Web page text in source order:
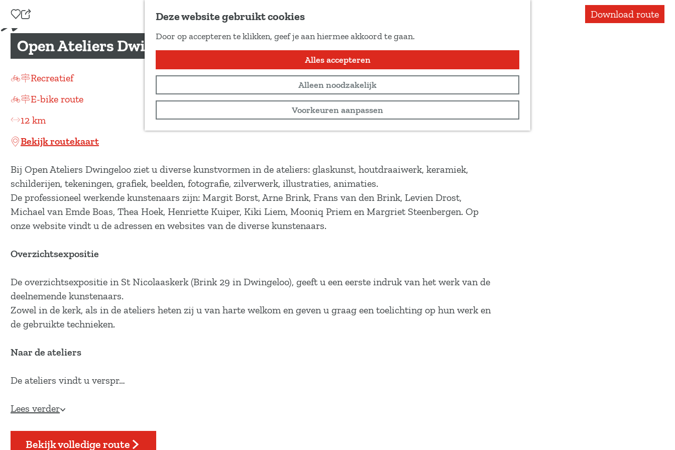
Deze website gebruikt cookies
Door op accepteren te klikken, geef je aan hiermee akkoord te gaan.
Alles accepteren
Alleen noodzakelijk
Voorkeuren aanpassen
Voeg toe als favoriet
e
e
d
e
e
p
g
i
n
a
Download route
Open Ateliers Dwingeloo
Recreatief
E-bike route
12 km
Bekijk routekaart
Bij Open Ateliers Dwingeloo ziet u diverse kunstvormen in de ateliers: glaskunst, houtdraaiwerk, keramiek,
schilderijen, tekeningen, grafiek, beelden, fotografie, zilverwerk, illustraties, animaties.
De professioneel werkende kunstenaars zijn: Margit Borst, Arne Brink, Frans van den Brink, Levien Drost,
Michael van Emde Boas, Thea Hoek, Henriette Kuiper, Kiki Liem, Mooniq Priem en Margriet Steenbergen. Op
onze website vindt u de adressen en websites van de diverse kunstenaars.
Overzichtsexpositie
De overzichtsexpositie in St Nicolaaskerk (Brink 29 in Dwingeloo), geeft u een eerste indruk van het werk van de
deelnemende kunstenaars.
Zowel in de kerk, als in de ateliers heten zij u van harte welkom en geven u graag een toelichting op hun werk en
de gebruikte technieken.
Naar de ateliers
De ateliers vindt u verspr…
Lees verder
Bekijk volledige route